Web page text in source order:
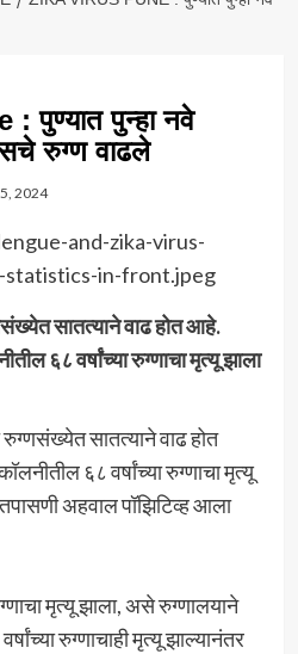
पुण्यात पुन्हा नवे
रुग्ण वाढले
2024
सातत्याने वाढ होत आहे.
६८ वर्षांच्या रुग्णाचा मृत्यू झाला
रुग्णसंख्येत सातत्याने वाढ होत
६८ वर्षांच्या रुग्णाचा मृत्यू
अहवाल पॉझिटिव्ह आला
मृत्यू झाला, असे रुग्णालयाने
रुग्णाचाही मृत्यू झाल्यानंतर